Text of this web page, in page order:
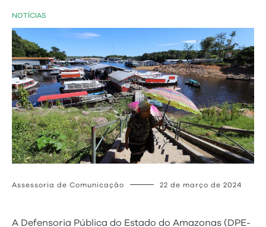
NOTÍCIAS
Assessoria de Comunicação 22 de março de 2024
A Defensoria Pública do Estado do Amazonas (DPE-